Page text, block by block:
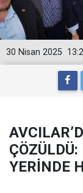
30 Nisan 2025
YERİNDE